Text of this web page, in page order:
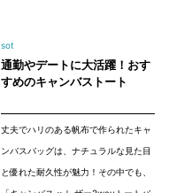
sot
通勤やデートに大活躍！おす
すめのキャンバストート
丈夫でハリのある帆布で作られたキャ
ンバスバッグは、ナチュラルな見た目
と優れた耐久性が魅力！その中でも、